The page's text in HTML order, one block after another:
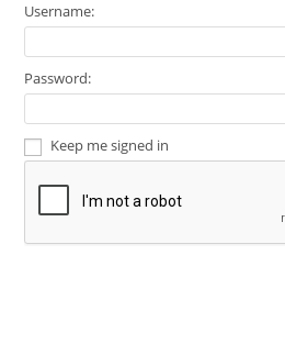
Username:
Password:
Keep me signed in